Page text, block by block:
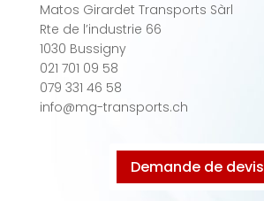
Matos Girardet Transports Sàrl
Rte de l’industrie 66
1030 Bussigny
021 701 09 58
079 331 46 58
info@mg-transports.ch
Demande de devis